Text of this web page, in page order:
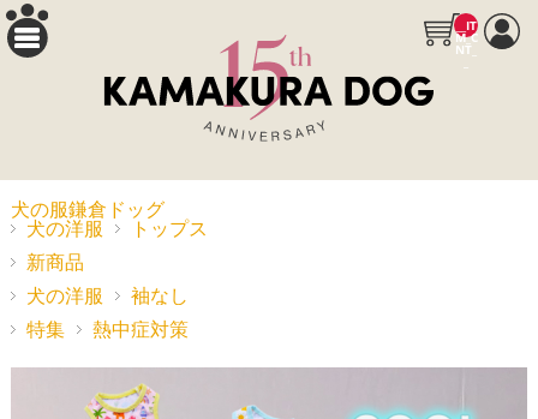
__IT
M_C
NT_
犬の服鎌倉ドッグ
犬の洋服
トップス
新商品
犬の洋服
袖なし
特集
熱中症対策